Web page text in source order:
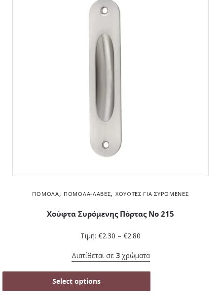
ΠΌΜΟΛΑ, ΠΌΜΟΛΑ-ΛΑΒΈΣ, ΧΟΎΦΤΕΣ ΓΙΑ ΣΥΡΌΜΕΝΕΣ
Χούφτα Συρόμενης Πόρτας Νο 215
Τιμή: €2.30 – €2.80
Διατίθεται σε 3χρώματα
Select options